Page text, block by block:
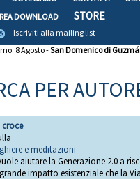
DOWNLOAD
STORE
Iscriviti alla mailing list
8 Agosto -San Domenico di
PER
croce
e meditazioni
aiutare la Generazione 2.0 a
impatto esistenziale che la